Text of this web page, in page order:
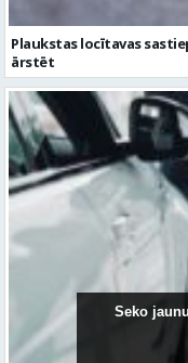
Kāpēc divus trīs gadus
Seko